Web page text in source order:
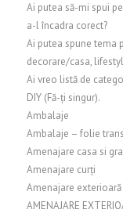
Ai putea să-mi spui
a-l încadra corect?
Ai putea spune tema
decorare/casa,
Ai vreo listă de
DIY (Fă-ți singur).
Ambalaje
Ambalaje – folie
Amenajare casa si
Amenajare curți
Amenajare exterioară
AMENAJARE